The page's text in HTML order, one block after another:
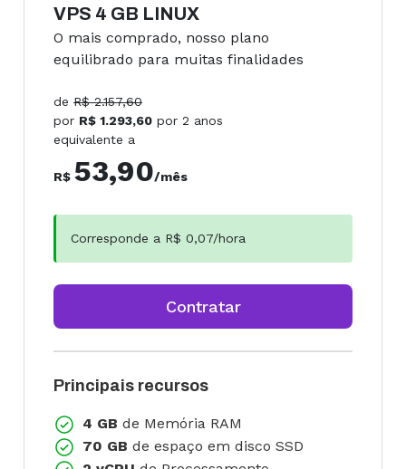
VPS 4 GB LINUX
O mais comprado, nosso plano
equilibrado para muitas finalidades
de R$ 2.157,60
por R$ 1.293,60 por 2 anos
equivalente a
R$ 53,90/mês
Corresponde a R$ 0,07/hora
Contratar
Principais recursos
4 GB de Memória RAM
70 GB de espaço em disco SSD